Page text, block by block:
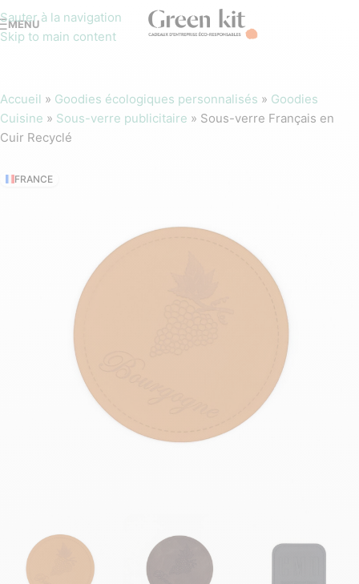
Sauter à la navigation
Skip to main content
MENU
Accueil » Goodies écologiques personnalisés » Goodies
Cuisine » Sous-verre publicitaire » Sous-verre Français en
Cuir Recyclé
FRANCE